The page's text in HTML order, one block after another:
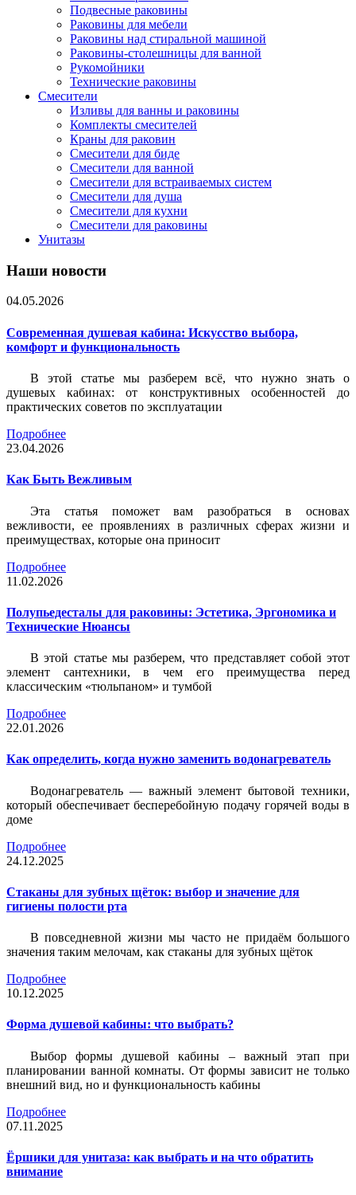
Подвесные раковины
Раковины для мебели
Раковины над стиральной машиной
Раковины-столешницы для ванной
Рукомойники
Технические раковины
Смесители
Изливы для ванны и раковины
Комплекты смесителей
Краны для раковин
Смесители для биде
Смесители для ванной
Смесители для встраиваемых систем
Смесители для душа
Смесители для кухни
Смесители для раковины
Унитазы
Наши новости
04.05.2026
Современная душевая кабина: Искусство выбора,
комфорт и функциональность
В этой статье мы разберем всё, что нужно знать о
душевых кабинах: от конструктивных особенностей до
практических советов по эксплуатации
Подробнее
23.04.2026
Как Быть Вежливым
Эта статья поможет вам разобраться в основах
вежливости, ее проявлениях в различных сферах жизни и
преимуществах, которые она приносит
Подробнее
11.02.2026
Полупьедесталы для раковины: Эстетика, Эргономика и
Технические Нюансы
В этой статье мы разберем, что представляет собой этот
элемент сантехники, в чем его преимущества перед
классическим «тюльпаном» и тумбой
Подробнее
22.01.2026
Как определить, когда нужно заменить водонагреватель
Водонагреватель — важный элемент бытовой техники,
который обеспечивает бесперебойную подачу горячей воды в
доме
Подробнее
24.12.2025
Стаканы для зубных щёток: выбор и значение для
гигиены полости рта
В повседневной жизни мы часто не придаём большого
значения таким мелочам, как стаканы для зубных щёток
Подробнее
10.12.2025
Форма душевой кабины: что выбрать?
Выбор формы душевой кабины – важный этап при
планировании ванной комнаты. От формы зависит не только
внешний вид, но и функциональность кабины
Подробнее
07.11.2025
Ёршики для унитаза: как выбрать и на что обратить
внимание